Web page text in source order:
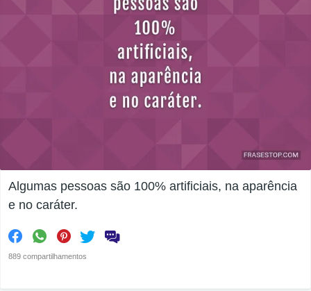
Algumas pessoas são 100% artificiais, na aparência
e no caráter.
889 compartilhamentos